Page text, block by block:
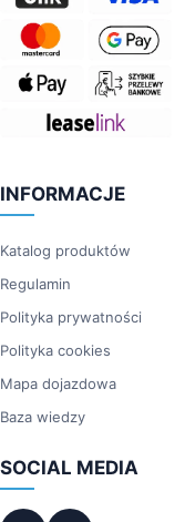
INFORMACJE
Katalog produktów
Regulamin
Polityka prywatności
Polityka cookies
Mapa dojazdowa
Baza wiedzy
SOCIAL MEDIA